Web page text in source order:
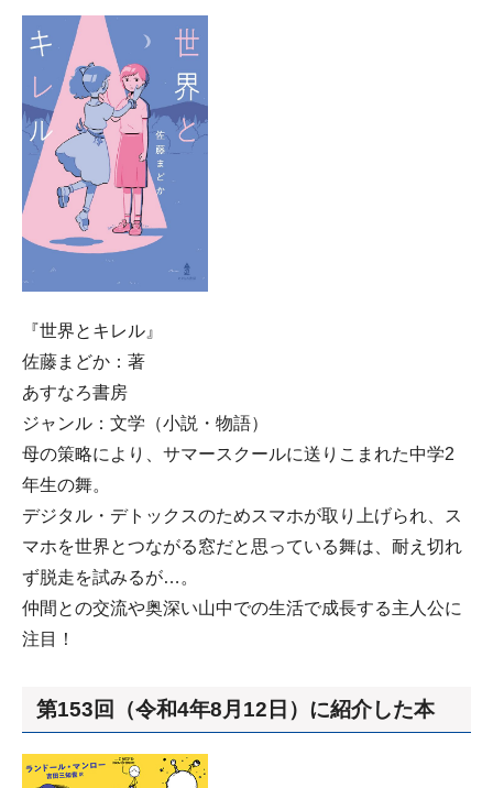
『世界とキレル』
佐藤まどか：著
あすなろ書房
ジャンル：文学（小説・物語）
母の策略により、サマースクールに送りこまれた中学2
年生の舞。
デジタル・デトックスのためスマホが取り上げられ、ス
マホを世界とつながる窓だと思っている舞は、耐え切れ
ず脱走を試みるが…。
仲間との交流や奥深い山中での生活で成長する主人公に
注目！
第153回（令和4年8月12日）に紹介した本